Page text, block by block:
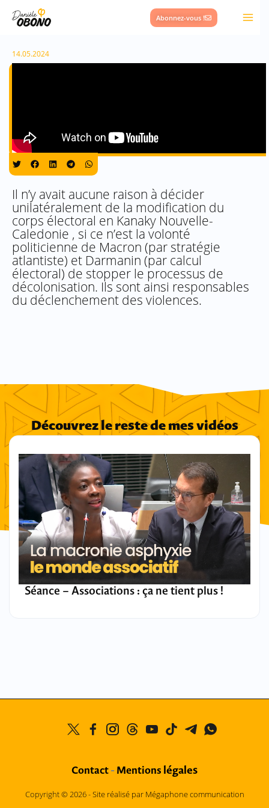
Abonnez-vous !
14.05.2024
Il n’y avait aucune raison à décider
unilatéralement de la modification du
corps électoral en Kanaky Nouvelle-
Caledonie , si ce n’est la volonté
politicienne de Macron (par stratégie
atlantiste) et Darmanin (par calcul
électoral) de stopper le processus de
décolonisation. Ils sont ainsi responsables
du déclenchement des violences.
Découvrez le reste de mes vidéos
Séance – Associations : ça ne tient plus !
Contact - Mentions légales
Copyright © 2026 -Site réalisé par Mégaphone communication